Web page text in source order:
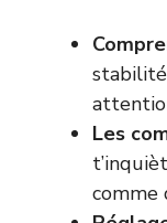
Les
comme